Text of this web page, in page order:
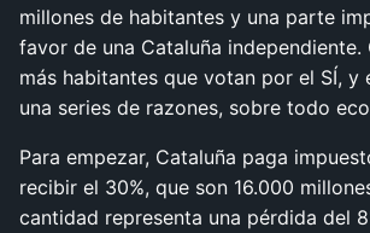
millones de habitantes y una parte
favor de una Cataluña independiente.
más habitantes que votan por el SÍ, y
una series de razones, sobre todo
Para empezar, Cataluña paga
recibir el 30%, que son 16.000
cantidad representa una pérdida del